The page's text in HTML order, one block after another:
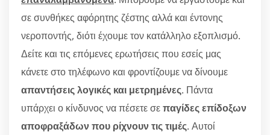
σε συνθήκες αφόρητης ζέστης αλλά και έντονης
νεροποντής, διότι έχουμε τον κατάλληλο εξοπλισμό.
Δείτε και τις επόμενες ερωτήσεις που εσείς μας
κάνετε στο τηλέφωνο και φροντίζουμε να δίνουμε
απαντήσεις λογικές και μετρημένες. Πάντα
υπάρχει ο κίνδυνος να πέσετε σεπαγίδες επίδοξων
αποφραξάδων που ρίχνουν τις τιμές. Αυτοί